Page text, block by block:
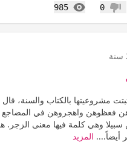
عدم إعجاب
0
985
المشاهدات
مشروعيتها بالكتاب والسنة، قال
فعظوهن واهجروهن في
سبيلا وهي كلمة فيها معنى الزجر.
أيضاً.... المزيد